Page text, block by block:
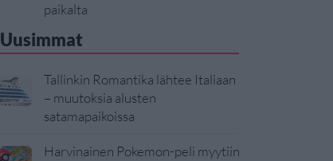
paikalta
Uusimmat
Tallinkin Romantika lähtee Italiaan
– muutoksia alusten
satamapaikoissa
Harvinainen Pokemon-peli myytiin